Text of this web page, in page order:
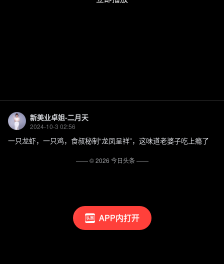
APP内打开
新美业卓姐-二月天
2024-10-3 02:56
一只龙虾，一只鸡，食叔秘制“龙凤呈祥”，这味道老婆子吃上瘾了
—— ©2026 今日头条——